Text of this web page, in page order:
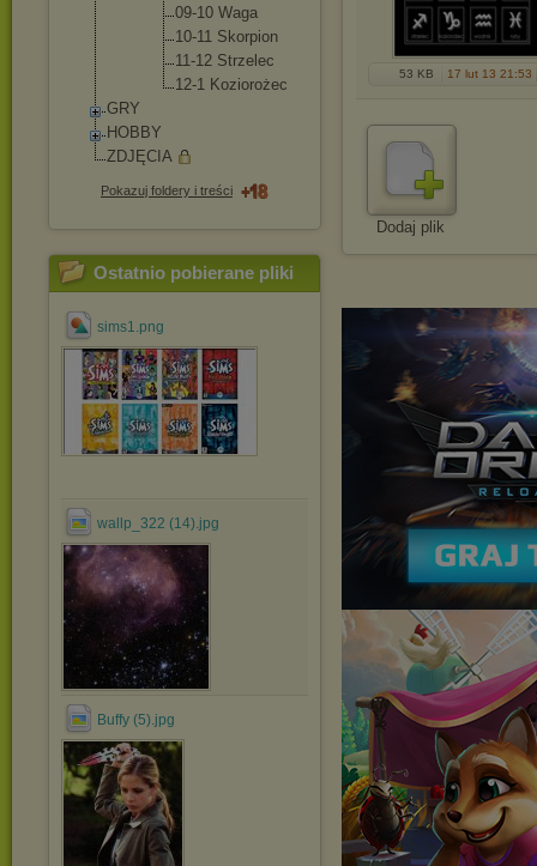
09-10 Waga
10-11 Skorpion
11-12 Strzelec
12-1 Koziorożec
GRY
HOBBY
ZDJĘCIA
Pokazuj foldery i treści
Ostatnio pobierane pliki
sims1.png
wallp_322 (14).jpg
Buffy (5).jpg
53 KB 17 lut 13 21:53
Dodaj plik